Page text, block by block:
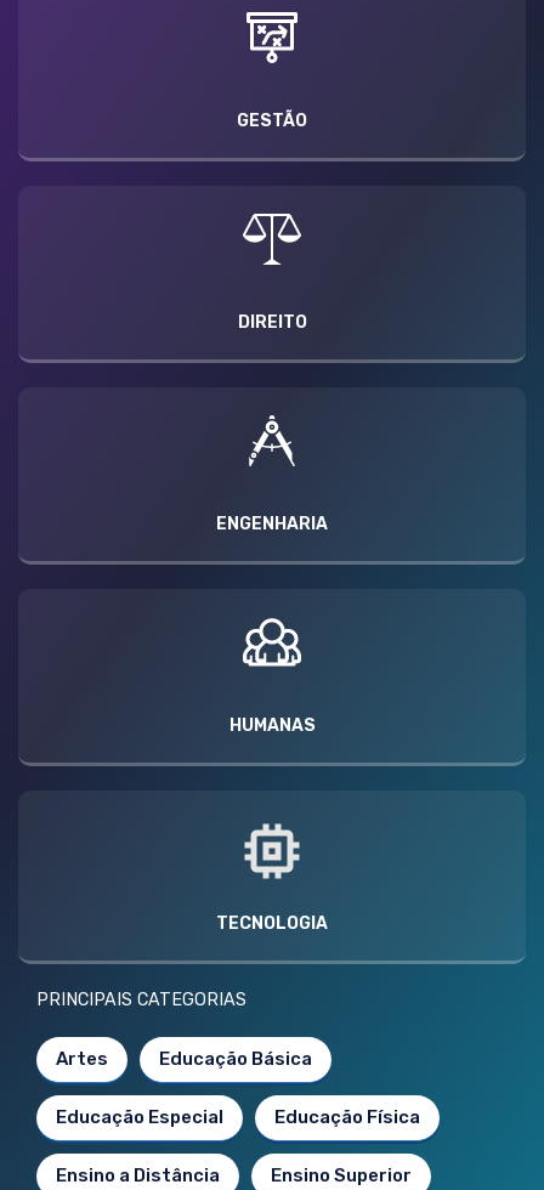
GESTÃO
DIREITO
ENGENHARIA
HUMANAS
TECNOLOGIA
PRINCIPAIS CATEGORIAS
Artes Educação Básica
Educação Especial Educação Física
Ensino a Distância Ensino Superior